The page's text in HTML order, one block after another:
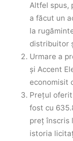
Altfel spus,
a făcut un
la
distribuitor
Urmare a
și Accent
economisit
Prețul
fost cu
preț înscris
istoria